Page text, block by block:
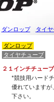
ダンロップ タイ
ダンロップ
タイヤチューブ
２１インチチューブ
*競技用ハード
優れていますが
下さい。